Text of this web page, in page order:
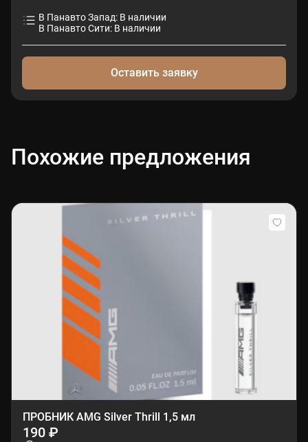
В Панавто Запад: В наличии
В Панавто Сити: В наличии
Оставить заявку
Похожие предложения
ПРОБНИК AMG Silver Thrill 1,5 мл
190 ₽